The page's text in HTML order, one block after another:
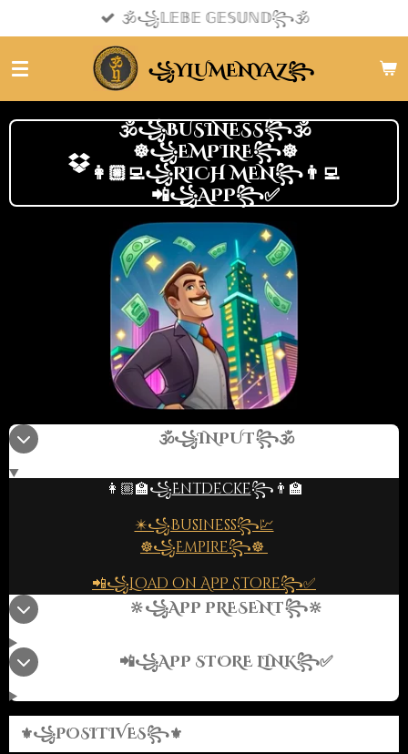
Hauptinhalt
springen
꧁YLUMENYAZ꧂
🕉️꧁𝕃𝔼𝔹𝔼 𝔾𝔼𝕊𝕌ℕ𝔻꧂🕉️
🕉️꧁BUSINESS꧂🕉️
☸️꧁EMPIRE꧂☸️
👩🏼‍💻꧁RICH MEN꧂👨‍💻
📲꧁APP꧂✅
🕉️꧁INPUT꧂🕉️
👩🏼‍🏫꧁Entdecke꧂👨‍🏫
✴️꧁Business꧂💹
☸️꧁Empire꧂☸️
📲꧁Load on APP Store꧂✅
🔆꧁APP PRESENT꧂🔆
📲꧁APP STORE LINK꧂✅
⚜️꧁POSITIVES꧂⚜️
BUSINESS HEALTH
Sim
Life
Business
Empire
Richmen